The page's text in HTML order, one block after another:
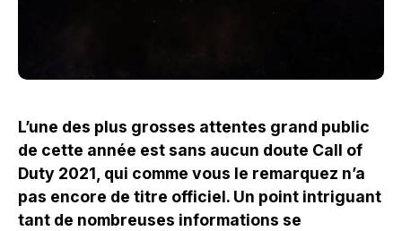
L’une des plus grosses attentes grand public
de cette année est sans aucun doute Call of
Duty 2021, qui comme vous le remarquez n’a
pas encore de titre officiel. Un point intriguant
tant de nombreuses informations se